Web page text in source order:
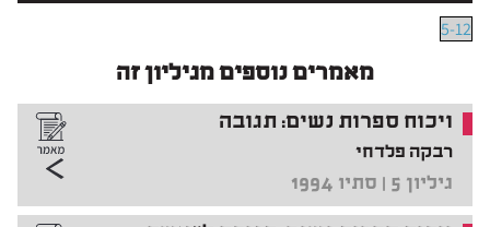
5-12
מאמרים נוספים מגיליון זה
ויכוח ספרות נשים: תגובה
רבקה פלדחי
גיליון 5 | סתיו 1994